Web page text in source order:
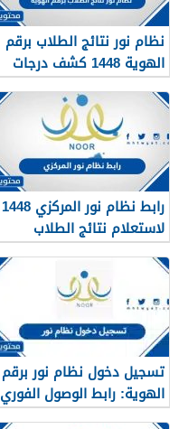
نظام نور نتائج الطلاب برقم
الهوية 1448 كشف درجات
الفصل 1448 بالهوية
noor.moe.gov.sa
رابط نظام نور المركزي 1448
لاستعلام نتائج الطلاب
الفصل الدراسي الأول 2026
تسجيل دخول نظام نور برقم
الهوية: رابط الوصول الفوري